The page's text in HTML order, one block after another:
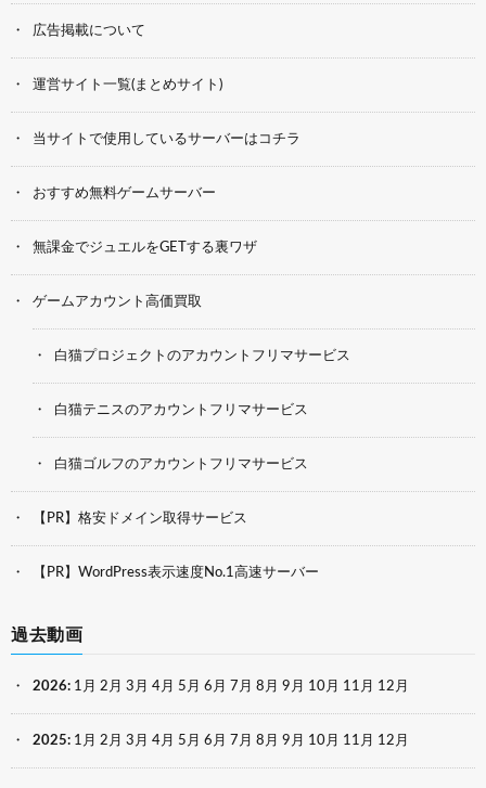
広告掲載について
運営サイト一覧(まとめサイト)
当サイトで使用しているサーバーはコチラ
おすすめ無料ゲームサーバー
無課金でジュエルをGETする裏ワザ
ゲームアカウント高価買取
白猫プロジェクトのアカウントフリマサービス
白猫テニスのアカウントフリマサービス
白猫ゴルフのアカウントフリマサービス
【PR】格安ドメイン取得サービス
【PR】WordPress表示速度No.1高速サーバー
過去動画
2026: 1月 2月 3月 4月 5月 6月 7月 8月 9月 10月 11月 12月
2025: 1月 2月 3月 4月 5月 6月 7月 8月 9月 10月 11月 12月